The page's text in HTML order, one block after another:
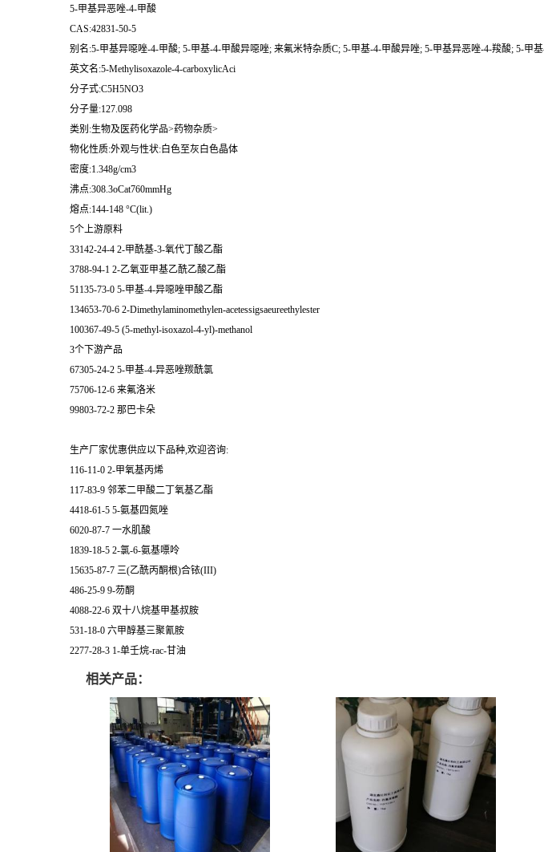
5-甲基异恶唑-4-甲酸
CAS:42831-50-5
别名:5-甲基异噁唑-4-甲酸; 5-甲基-4-甲酸异噁唑; 来氟米特杂质C; 5-甲基-4-甲酸异唑; 5-甲基异恶唑-4-羧酸; 5-甲
英文名:5-Methylisoxazole-4-carboxylicAci
分子式:C5H5NO3
分子量:127.098
类别:生物及医药化学品>药物杂质>
物化性质:外观与性状:白色至灰白色晶体
密度:1.348g/cm3
沸点:308.3oCat760mmHg
熔点:144-148 °C(lit.)
5个上游原料
33142-24-4 2-甲酰基-3-氧代丁酸乙酯
3788-94-1 2-乙氧亚甲基乙酰乙酸乙酯
51135-73-0 5-甲基-4-异噁唑甲酸乙酯
134653-70-6 2-Dimethylaminomethylen-acetessigsaeureethylester
100367-49-5 (5-methyl-isoxazol-4-yl)-methanol
3个下游产品
67305-24-2 5-甲基-4-异恶唑羰酰氯
75706-12-6 来氟洛米
99803-72-2 那巴卡朵
生产厂家优惠供应以下品种,欢迎咨询:
116-11-0 2-甲氧基丙烯
117-83-9 邻苯二甲酸二丁氧基乙酯
4418-61-5 5-氨基四氮唑
6020-87-7 一水肌酸
1839-18-5 2-氯-6-氨基嘌呤
15635-87-7 三(乙酰丙酮根)合铱(III)
486-25-9 9-芴酮
4088-22-6 双十八烷基甲基叔胺
531-18-0 六甲醇基三聚氰胺
2277-28-3 1-单壬烷-rac-甘油
相关产品：